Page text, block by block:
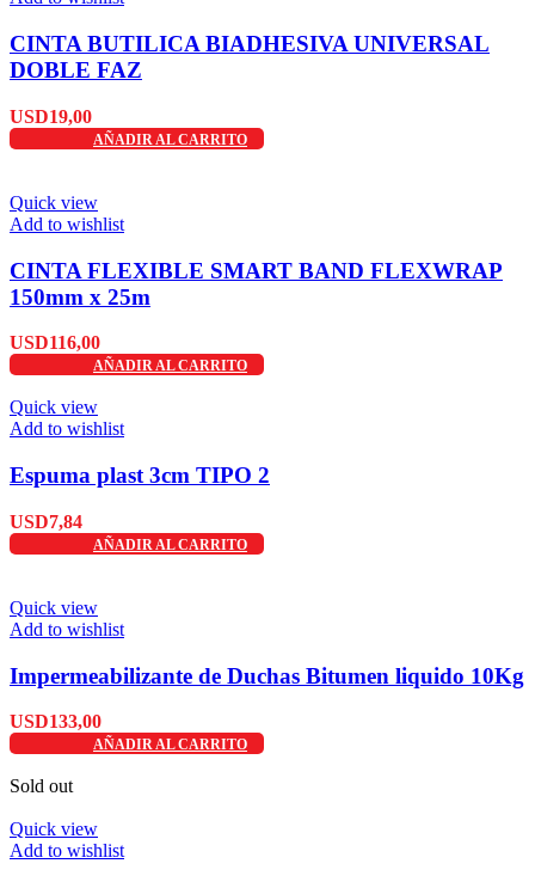
CINTA BUTILICA BIADHESIVA UNIVERSAL
DOBLE FAZ
USD19,00
AÑADIR AL CARRITO
Quick view
Add to wishlist
CINTA FLEXIBLE SMART BAND FLEXWRAP
150mm x 25m
USD116,00
AÑADIR AL CARRITO
Quick view
Add to wishlist
Espuma plast 3cm TIPO 2
USD7,84
AÑADIR AL CARRITO
Quick view
Add to wishlist
Impermeabilizante de Duchas Bitumen liquido 10Kg
USD133,00
AÑADIR AL CARRITO
Sold out
Quick view
Add to wishlist